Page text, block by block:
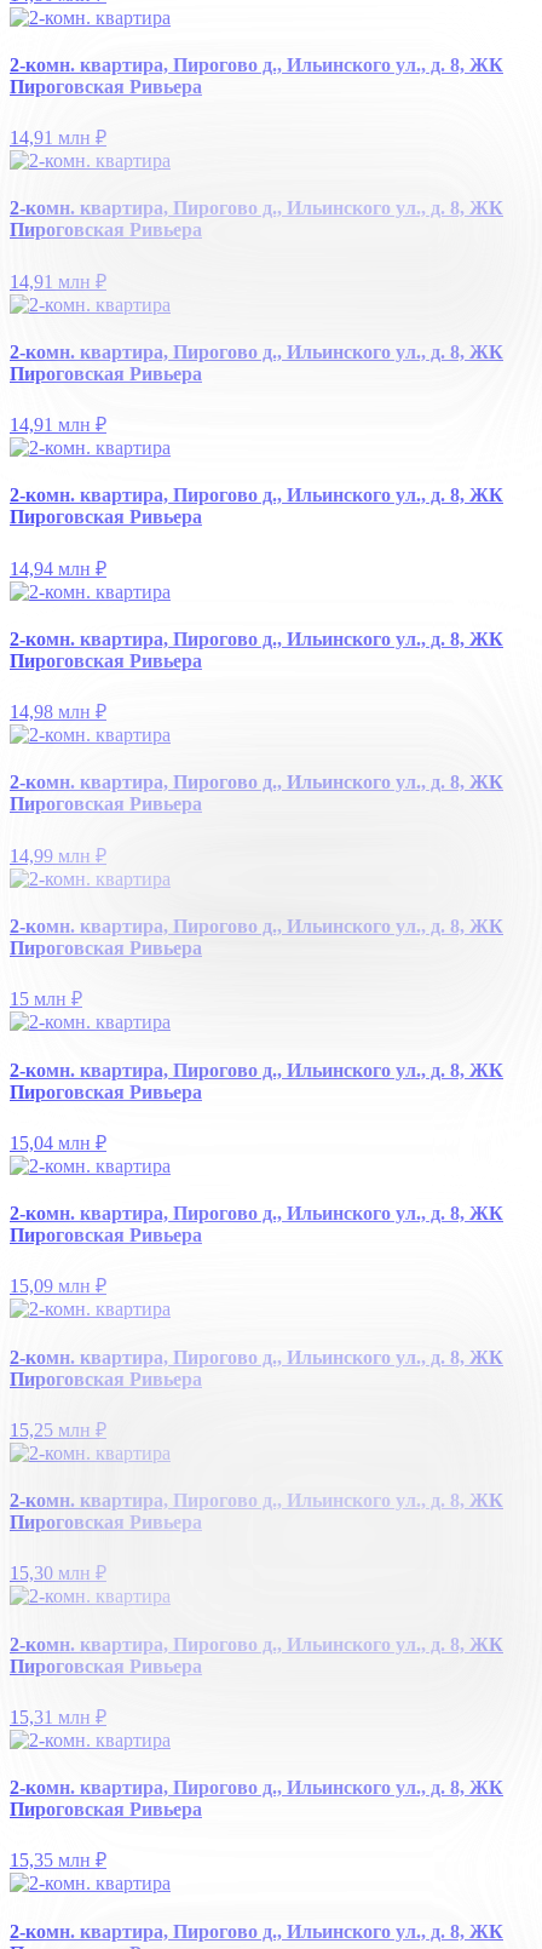
2-комн. квартира, Пирогово д., Ильинского ул., д. 8, ЖК
Пироговская Ривьера
14,91 млн ₽
2-комн. квартира, Пирогово д., Ильинского ул., д. 8, ЖК
Пироговская Ривьера
14,91 млн ₽
2-комн. квартира, Пирогово д., Ильинского ул., д. 8, ЖК
Пироговская Ривьера
14,91 млн ₽
2-комн. квартира, Пирогово д., Ильинского ул., д. 8, ЖК
Пироговская Ривьера
14,94 млн ₽
2-комн. квартира, Пирогово д., Ильинского ул., д. 8, ЖК
Пироговская Ривьера
14,98 млн ₽
2-комн. квартира, Пирогово д., Ильинского ул., д. 8, ЖК
Пироговская Ривьера
14,99 млн ₽
2-комн. квартира, Пирогово д., Ильинского ул., д. 8, ЖК
Пироговская Ривьера
15 млн ₽
2-комн. квартира, Пирогово д., Ильинского ул., д. 8, ЖК
Пироговская Ривьера
15,04 млн ₽
2-комн. квартира, Пирогово д., Ильинского ул., д. 8, ЖК
Пироговская Ривьера
15,09 млн ₽
2-комн. квартира, Пирогово д., Ильинского ул., д. 8, ЖК
Пироговская Ривьера
15,25 млн ₽
2-комн. квартира, Пирогово д., Ильинского ул., д. 8, ЖК
Пироговская Ривьера
15,30 млн ₽
2-комн. квартира, Пирогово д., Ильинского ул., д. 8, ЖК
Пироговская Ривьера
15,31 млн ₽
2-комн. квартира, Пирогово д., Ильинского ул., д. 8, ЖК
Пироговская Ривьера
15,35 млн ₽
2-комн. квартира, Пирогово д., Ильинского ул., д. 8, ЖК